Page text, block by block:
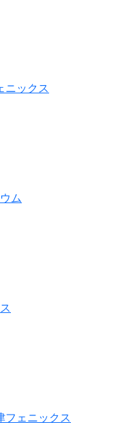
ニックス
ム
フェニックス